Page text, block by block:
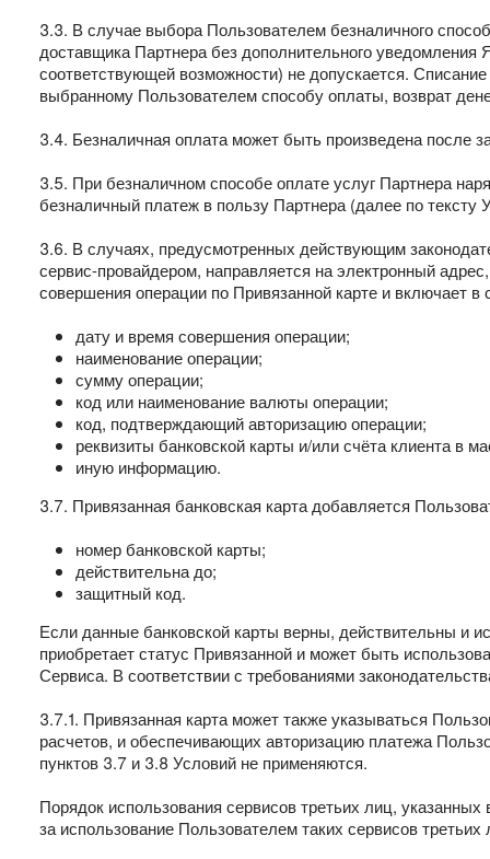
3.3. В случае выбора Пользователем безналичного
доставщика Партнера без дополнительного
соответствующей возможности) не допускается.
выбранному Пользователем способу оплаты, возврат
3.4. Безналичная оплата может быть произведена после
3.5. При безналичном способе оплате услуг Партнера
безналичный платеж в пользу Партнера (далее по
3.6. В случаях, предусмотренных действующим
сервис-провайдером, направляется на электронный
совершения операции по Привязанной карте и включает в
дату и время совершения операции;
наименование операции;
сумму операции;
код или наименование валюты операции;
код, подтверждающий авторизацию операции;
реквизиты банковской карты и/или счёта клиента в
иную информацию.
3.7. Привязанная банковская карта добавляется
номер банковской карты;
действительна до;
защитный код.
Если данные банковской карты верны, действительны и
приобретает статус Привязанной и может быть
Сервиса. В соответствии с требованиями
3.7.1. Привязанная карта может также указываться
расчетов, и обеспечивающих авторизацию платежа
пунктов 3.7 и 3.8 Условий не применяются.
Порядок использования сервисов третьих лиц,
за использование Пользователем таких сервисов